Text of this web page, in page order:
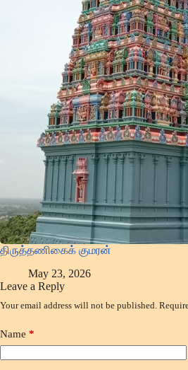
திருத்தணிகைக் குமரன்
May 23, 2026
Leave a Reply
Your email address will not be published.
Name *